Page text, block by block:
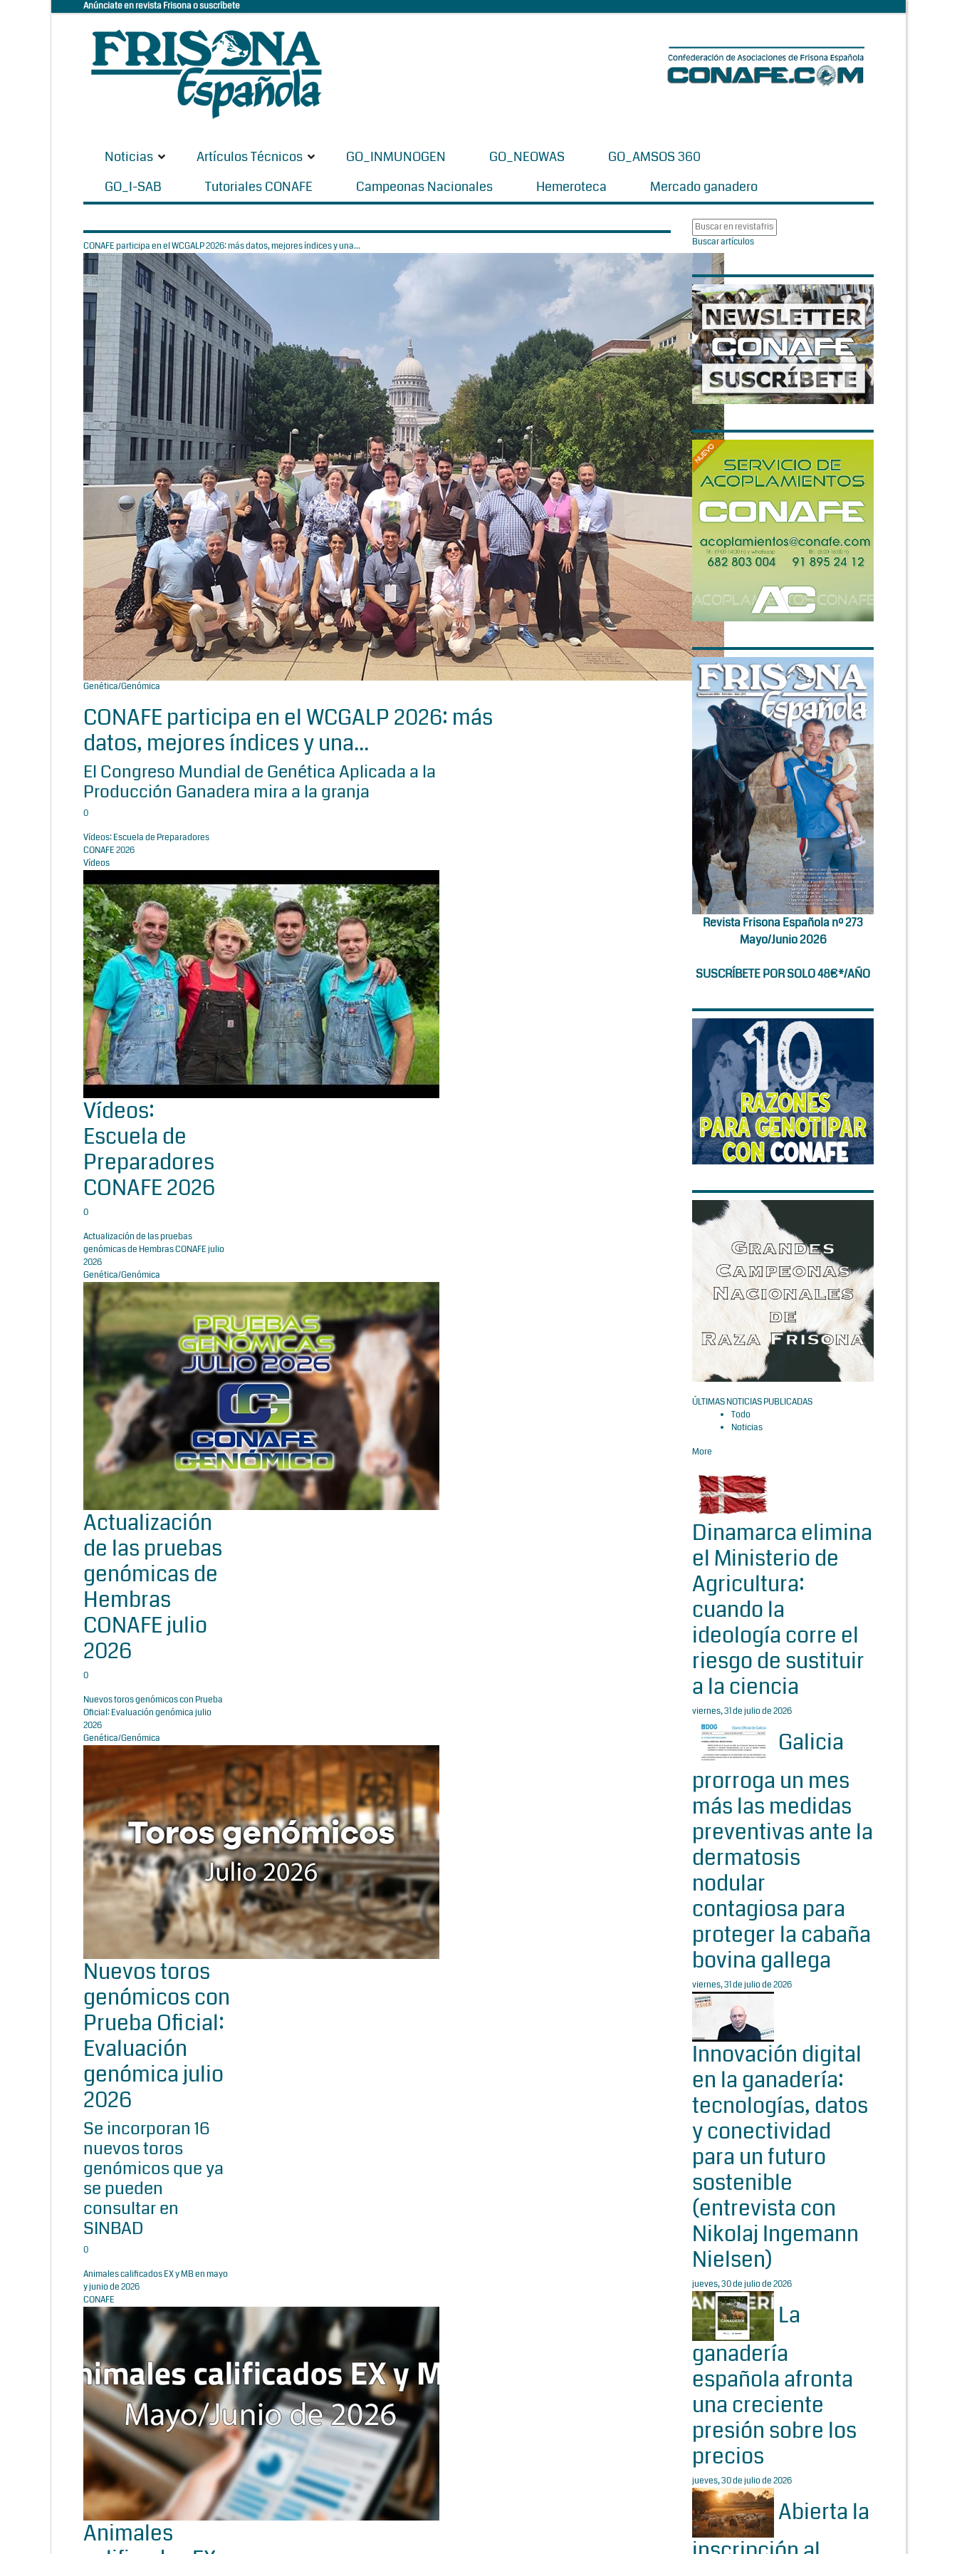
Anúnciate en revista Frisona o suscríbete
Noticias Artículos Técnicos GO_INMUNOGEN GO_NEOWAS
GO_AMSOS 360
GO_I-SAB
Tutoriales CONAFE Campeonas Nacionales Hemeroteca Mercado ganadero
CONAFE participa en el WCGALP 2026: más datos, mejores índices y una...
Genética/Genómica
CONAFE participa en el WCGALP 2026: más
datos, mejores índices y una...
El Congreso Mundial de Genética Aplicada a la
Producción Ganadera mira a la granja
0
Vídeos: Escuela de Preparadores
CONAFE 2026
Vídeos
Vídeos:
Escuela de
Preparadores
CONAFE 2026
0
Actualización de las pruebas
genómicas de Hembras CONAFE julio
2026
Genética/Genómica
Actualización
de las pruebas
genómicas de
Hembras
CONAFE julio
2026
0
Nuevos toros genómicos con Prueba
Oficial: Evaluación genómica julio
2026
Genética/Genómica
Nuevos toros
genómicos con
Prueba Oficial:
Evaluación
genómica julio
2026
Se incorporan 16
nuevos toros
genómicos que ya
se pueden
consultar en
SINBAD
0
Animales calificados EX y MB en mayo
y junio de 2026
CONAFE
Animales
Buscar artículos
Revista Frisona Española nº 273
Mayo/Junio 2026
SUSCRÍBETE POR SOLO 48€*/AÑO
ÚLTIMAS NOTICIAS PUBLICADAS
Todo
Noticias
More
Dinamarca elimina
el Ministerio de
Agricultura:
cuando la
ideología corre el
riesgo de sustituir
a la ciencia
viernes, 31 de julio de 2026
Galicia
prorroga un mes
más las medidas
preventivas ante la
dermatosis
nodular
contagiosa para
proteger la cabaña
bovina gallega
viernes, 31 de julio de 2026
Innovación digital
en la ganadería:
tecnologías, datos
y conectividad
para un futuro
sostenible
(entrevista con
Nikolaj Ingemann
Nielsen)
jueves, 30 de julio de 2026
La
ganadería
española afronta
una creciente
presión sobre los
precios
jueves, 30 de julio de 2026
Abierta la